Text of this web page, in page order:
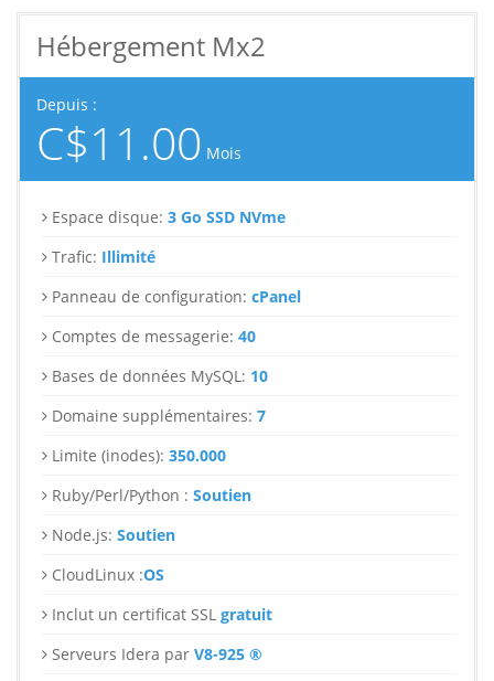
Hébergement Mx2
Depuis :
C$11.00 Mois
Espace disque: 3 Go SSD NVme
Trafic: Illimité
Panneau de configuration: cPanel
Comptes de messagerie: 40
Bases de données MySQL: 10
Domaine supplémentaires: 7
Limite (inodes): 350.000
Ruby/Perl/Python : Soutien
Node.js: Soutien
CloudLinux :OS
Inclut un certificat SSL gratuit
Serveurs Idera par V8-925 ®